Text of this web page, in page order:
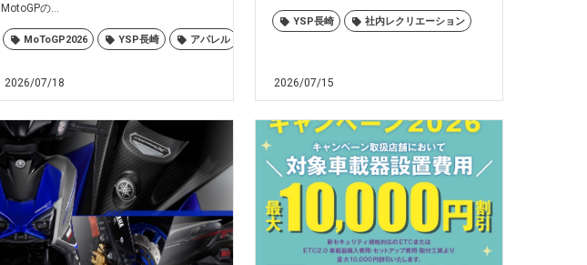
MotoGPの...
MoToGP2026 YSP長崎 アパレル
2026/07/18
YSP長崎 社内レクリエーション
2026/07/15